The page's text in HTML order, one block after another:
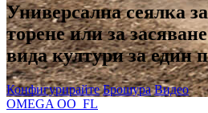
Универсална сеялка
торене или за
вида култури за един
Конфигурирайте Брошура Видео
OMEGA OO_FL